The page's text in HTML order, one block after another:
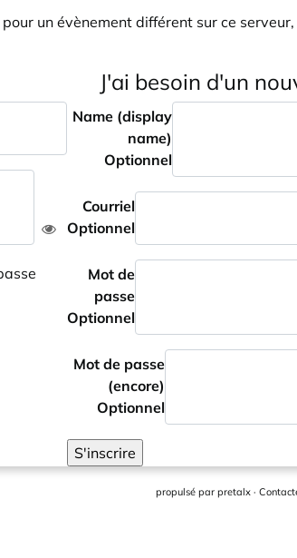
un évènement différent sur ce
J'ai besoin d'un
Name (display
name)
Optionnel
Courriel
Optionnel
Mot de
passe
Optionnel
Mot de passe
(encore)
Optionnel
S'inscrire
propulsé par pretalx ·